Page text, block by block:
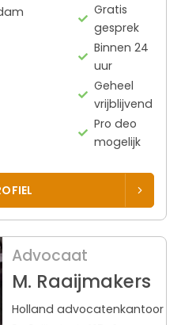
Gratis
gesprek
Binnen 24
uur
Geheel
vrijblijvend
Pro deo
mogelijk
Advocaat
M. Raaijmakers
Holland advocatenkantoor